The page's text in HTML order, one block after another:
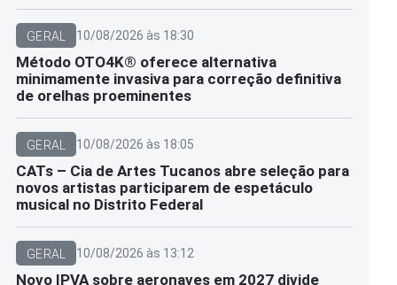
GERAL 10/08/2026 às 18:30
Método OTO4K®️ oferece alternativa
minimamente invasiva para correção definitiva
de orelhas proeminentes
GERAL 10/08/2026 às 18:05
CATs – Cia de Artes Tucanos abre seleção para
novos artistas participarem de espetáculo
musical no Distrito Federal
GERAL 10/08/2026 às 13:12
Novo IPVA sobre aeronaves em 2027 divide